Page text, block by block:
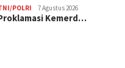
POLRI 7 Agustus 2026
Kemerd…